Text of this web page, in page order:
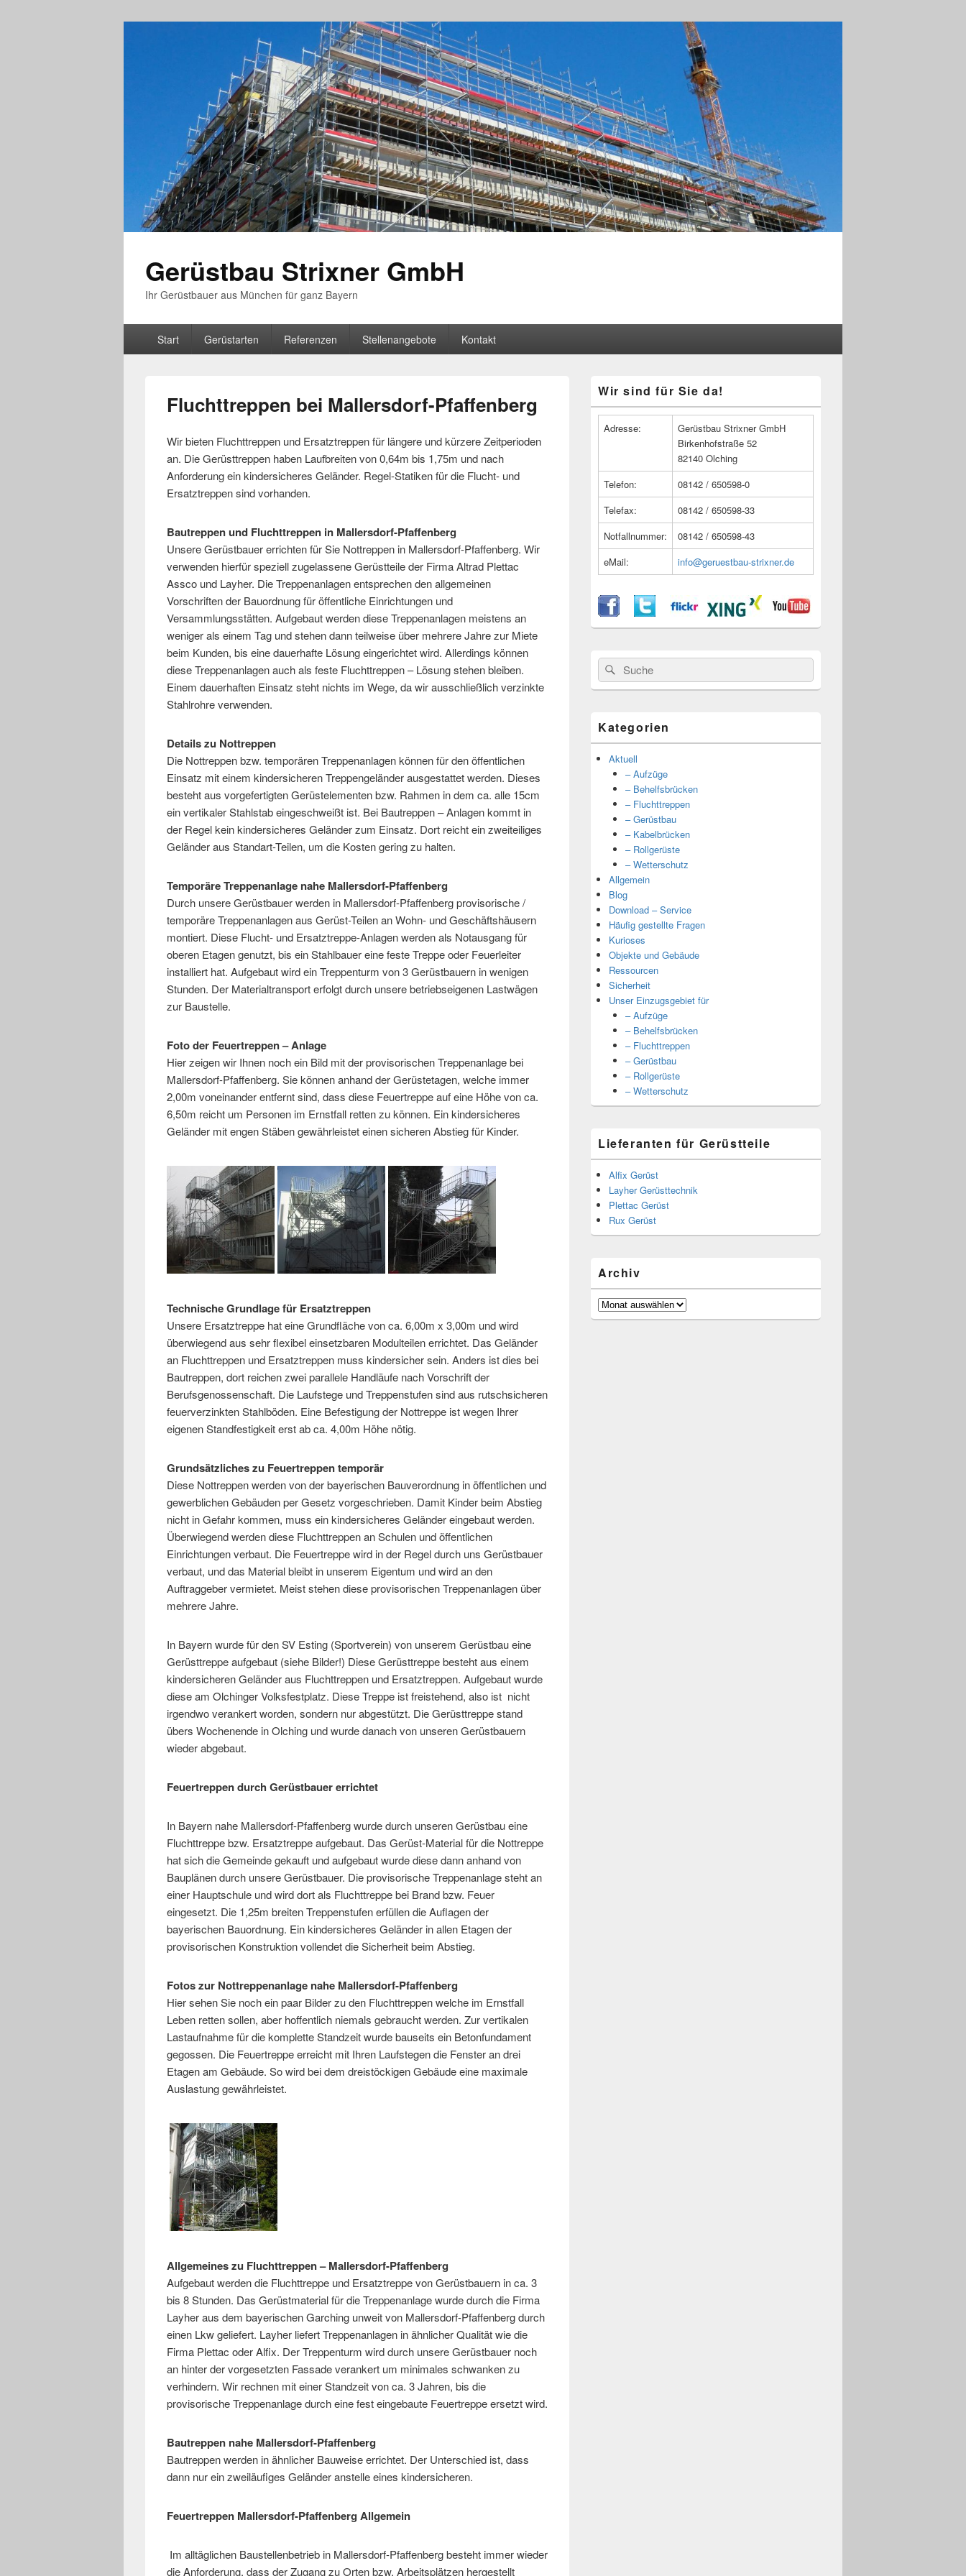
Gerüstbau Strixner GmbH
Ihr Gerüstbauer aus München für ganz Bayern
Start Gerüstarten Referenzen Stellenangebote Kontakt
Fluchttreppen bei Mallersdorf-Pfaffenberg
Wir bieten Fluchttreppen und Ersatztreppen für längere und kürzere Zeitperioden
an. Die Gerüsttreppen haben Laufbreiten von 0,64m bis 1,75m und nach
Anforderung ein kindersicheres Geländer. Regel-Statiken für die Flucht- und
Ersatztreppen sind vorhanden.
Bautreppen und Fluchttreppen in Mallersdorf-Pfaffenberg
Unsere Gerüstbauer errichten für Sie Nottreppen in Mallersdorf-Pfaffenberg. Wir
verwenden hierfür speziell zugelassene Gerüstteile der Firma Altrad Plettac
Assco und Layher. Die Treppenanlagen entsprechen den allgemeinen
Vorschriften der Bauordnung für öffentliche Einrichtungen und
Versammlungsstätten. Aufgebaut werden diese Treppenanlagen meistens an
weniger als einem Tag und stehen dann teilweise über mehrere Jahre zur Miete
beim Kunden, bis eine dauerhafte Lösung eingerichtet wird. Allerdings können
diese Treppenanlagen auch als feste Fluchttreppen – Lösung stehen bleiben.
Einem dauerhaften Einsatz steht nichts im Wege, da wir ausschließlich verzinkte
Stahlrohre verwenden.
Details zu Nottreppen
Die Nottreppen bzw. temporären Treppenanlagen können für den öffentlichen
Einsatz mit einem kindersicheren Treppengeländer ausgestattet werden. Dieses
besteht aus vorgefertigten Gerüstelementen bzw. Rahmen in dem ca. alle 15cm
ein vertikaler Stahlstab eingeschweißt ist. Bei Bautreppen – Anlagen kommt in
der Regel kein kindersicheres Geländer zum Einsatz. Dort reicht ein zweiteiliges
Geländer aus Standart-Teilen, um die Kosten gering zu halten.
Temporäre Treppenanlage nahe Mallersdorf-Pfaffenberg
Durch unsere Gerüstbauer werden in Mallersdorf-Pfaffenberg provisorische /
temporäre Treppenanlagen aus Gerüst-Teilen an Wohn- und Geschäftshäusern
montiert. Diese Flucht- und Ersatztreppe-Anlagen werden als Notausgang für
oberen Etagen genutzt, bis ein Stahlbauer eine feste Treppe oder Feuerleiter
installiert hat. Aufgebaut wird ein Treppenturm von 3 Gerüstbauern in wenigen
Stunden. Der Materialtransport erfolgt durch unsere betriebseigenen Lastwägen
zur Baustelle.
Foto der Feuertreppen – Anlage
Hier zeigen wir Ihnen noch ein Bild mit der provisorischen Treppenanlage bei
Mallersdorf-Pfaffenberg. Sie können anhand der Gerüstetagen, welche immer
2,00m voneinander entfernt sind, dass diese Feuertreppe auf eine Höhe von ca.
6,50m reicht um Personen im Ernstfall retten zu können. Ein kindersicheres
Geländer mit engen Stäben gewährleistet einen sicheren Abstieg für Kinder.
Technische Grundlage für Ersatztreppen
Unsere Ersatztreppe hat eine Grundfläche von ca. 6,00m x 3,00m und wird
überwiegend aus sehr flexibel einsetzbaren Modulteilen errichtet. Das Geländer
an Fluchttreppen und Ersatztreppen muss kindersicher sein. Anders ist dies bei
Bautreppen, dort reichen zwei parallele Handläufe nach Vorschrift der
Berufsgenossenschaft. Die Laufstege und Treppenstufen sind aus rutschsicheren
feuerverzinkten Stahlböden. Eine Befestigung der Nottreppe ist wegen Ihrer
eigenen Standfestigkeit erst ab ca. 4,00m Höhe nötig.
Grundsätzliches zu Feuertreppen temporär
Diese Nottreppen werden von der bayerischen Bauverordnung in öffentlichen und
gewerblichen Gebäuden per Gesetz vorgeschrieben. Damit Kinder beim Abstieg
nicht in Gefahr kommen, muss ein kindersicheres Geländer eingebaut werden.
Überwiegend werden diese Fluchttreppen an Schulen und öffentlichen
Einrichtungen verbaut. Die Feuertreppe wird in der Regel durch uns Gerüstbauer
verbaut, und das Material bleibt in unserem Eigentum und wird an den
Auftraggeber vermietet. Meist stehen diese provisorischen Treppenanlagen über
mehrere Jahre.
In Bayern wurde für den SV Esting (Sportverein) von unserem Gerüstbau eine
Gerüsttreppe aufgebaut (siehe Bilder!) Diese Gerüsttreppe besteht aus einem
kindersicheren Geländer aus Fluchttreppen und Ersatztreppen. Aufgebaut wurde
diese am Olchinger Volksfestplatz. Diese Treppe ist freistehend, also ist nicht
irgendwo verankert worden, sondern nur abgestützt. Die Gerüsttreppe stand
übers Wochenende in Olching und wurde danach von unseren Gerüstbauern
wieder abgebaut.
Feuertreppen durch Gerüstbauer errichtet
In Bayern nahe Mallersdorf-Pfaffenberg wurde durch unseren Gerüstbau eine
Fluchttreppe bzw. Ersatztreppe aufgebaut. Das Gerüst-Material für die Nottreppe
hat sich die Gemeinde gekauft und aufgebaut wurde diese dann anhand von
Bauplänen durch unsere Gerüstbauer. Die provisorische Treppenanlage steht an
einer Hauptschule und wird dort als Fluchttreppe bei Brand bzw. Feuer
eingesetzt. Die 1,25m breiten Treppenstufen erfüllen die Auflagen der
bayerischen Bauordnung. Ein kindersicheres Geländer in allen Etagen der
provisorischen Konstruktion vollendet die Sicherheit beim Abstieg.
Fotos zur Nottreppenanlage nahe Mallersdorf-Pfaffenberg
Hier sehen Sie noch ein paar Bilder zu den Fluchttreppen welche im Ernstfall
Leben retten sollen, aber hoffentlich niemals gebraucht werden. Zur vertikalen
Lastaufnahme für die komplette Standzeit wurde bauseits ein Betonfundament
gegossen. Die Feuertreppe erreicht mit Ihren Laufstegen die Fenster an drei
Etagen am Gebäude. So wird bei dem dreistöckigen Gebäude eine maximale
Auslastung gewährleistet.
Allgemeines zu Fluchttreppen – Mallersdorf-Pfaffenberg
Aufgebaut werden die Fluchttreppe und Ersatztreppe von Gerüstbauern in ca. 3
bis 8 Stunden. Das Gerüstmaterial für die Treppenanlage wurde durch die Firma
Layher aus dem bayerischen Garching unweit von Mallersdorf-Pfaffenberg durch
einen Lkw geliefert. Layher liefert Treppenanlagen in ähnlicher Qualität wie die
Firma Plettac oder Alfix. Der Treppenturm wird durch unsere Gerüstbauer noch
an hinter der vorgesetzten Fassade verankert um minimales schwanken zu
verhindern. Wir rechnen mit einer Standzeit von ca. 3 Jahren, bis die
provisorische Treppenanlage durch eine fest eingebaute Feuertreppe ersetzt wird.
Bautreppen nahe Mallersdorf-Pfaffenberg
Bautreppen werden in ähnlicher Bauweise errichtet. Der Unterschied ist, dass
dann nur ein zweiläufiges Geländer anstelle eines kindersicheren.
Feuertreppen Mallersdorf-Pfaffenberg Allgemein
Im alltäglichen Baustellenbetrieb in Mallersdorf-Pfaffenberg besteht immer wieder
die Anforderung, dass der Zugang zu Orten bzw. Arbeitsplätzen hergestellt
Seitenleisten
Widget-
Wir sind für Sie da!
Adresse:
Gerüstbau Strixner GmbH
Birkenhofstraße 52
82140 Olching
Telefon:
08142 / 650598-0
Telefax:
08142 / 650598-33
Notfallnummer:
08142 / 650598-43
eMail:
info@geruestbau-strixner.de
Suche
nach:
Kategorien
Aktuell
– Aufzüge
– Behelfsbrücken
– Fluchttreppen
– Gerüstbau
– Kabelbrücken
– Rollgerüste
– Wetterschutz
Allgemein
Blog
Download – Service
Häufig gestellte Fragen
Kurioses
Objekte und Gebäude
Ressourcen
Sicherheit
Unser Einzugsgebiet für
– Aufzüge
– Behelfsbrücken
– Fluchttreppen
– Gerüstbau
– Rollgerüste
– Wetterschutz
Lieferanten für Gerüstteile
Alfix Gerüst
Layher Gerüsttechnik
Plettac Gerüst
Rux Gerüst
Archiv
Archiv